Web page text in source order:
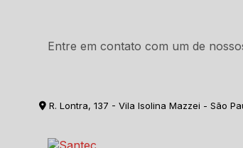
Entre em contato com um de
R. Lontra, 137 - Vila Isolina Mazzei - São